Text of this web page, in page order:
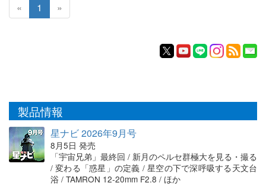
« 1 »
製品情報
星ナビ 2026年9月号
8月5日 発売
「宇宙兄弟」最終回 / 新月のペルセ群極大を見る・撮る
/ 変わる「惑星」の定義 / 星空の下で深呼吸する天文台
浴 / TAMRON 12-20mm F2.8 / ほか